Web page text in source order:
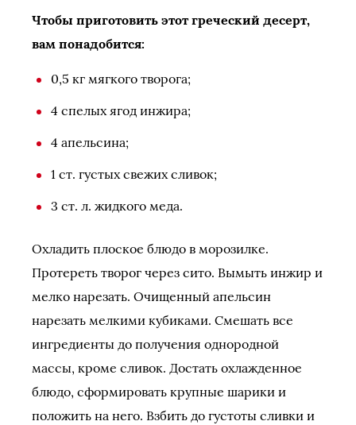
Чтобы приготовить этот греческий десерт,
вам понадобится:
0,5 кг мягкого творога;
4 спелых ягод инжира;
4 апельсина;
1 ст. густых свежих сливок;
3 ст. л. жидкого меда.
Охладить плоское блюдо в морозилке.
Протереть творог через сито. Вымыть инжир и
мелко нарезать. Очищенный апельсин
нарезать мелкими кубиками. Смешать все
ингредиенты до получения однородной
массы, кроме сливок. Достать охлажденное
блюдо, сформировать крупные шарики и
положить на него. Взбить до густоты сливки и